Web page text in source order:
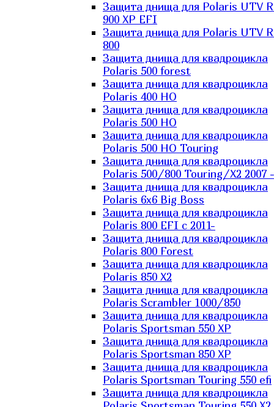
Защита днища для Polaris UTV
900 XP EFI
Защита днища для Polaris UTV
800
Защита днища для квадроцикла
Polaris 500 forest
Защита днища для квадроцикла
Polaris 400 HO
Защита днища для квадроцикла
Polaris 500 HO
Защита днища для квадроцикла
Polaris 500 HO Touring
Защита днища для квадроцикла
Polaris 500/800 Touring/X2 2007 -
Защита днища для квадроцикла
Polaris 6х6 Big Boss
Защита днища для квадроцикла
Polaris 800 EFI с 2011-
Защита днища для квадроцикла
Polaris 800 Forest
Защита днища для квадроцикла
Polaris 850 X2
Защита днища для квадроцикла
Polaris Scrambler 1000/850
Защита днища для квадроцикла
Polaris Sportsman 550 XP
Защита днища для квадроцикла
Polaris Sportsman 850 XP
Защита днища для квадроцикла
Polaris Sportsman Touring 550 efi
Защита днища для квадроцикла